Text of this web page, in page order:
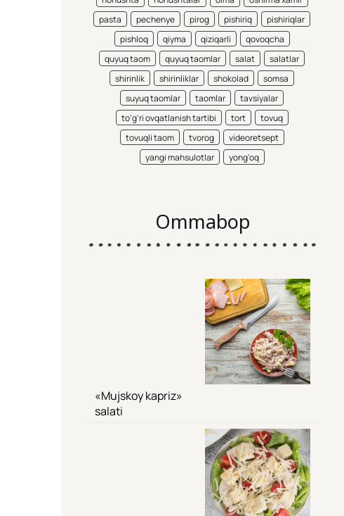
pasta
pechenye pirog pishiriq
pishiriqlar
pishloq
qiyma qiziqarli
qovoqcha
quyuq taom
quyuq taomlar salat
salatlar
shirinlik
shirinliklar shokolad
somsa
suyuq taomlar
taomlar
tavsiyalar
to'g'ri ovqatlanish tartibi
tort
tovuq
tovuqli taom
tvorog
videoretsept
yangi mahsulotlar
yong'oq
Ommabop
«Mujskoy kapriz»
salati